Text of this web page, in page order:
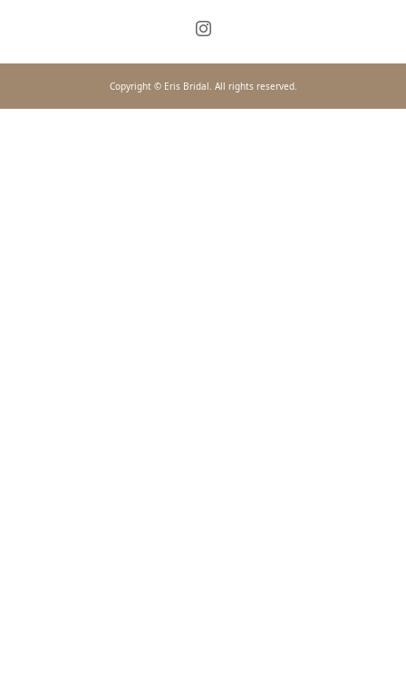
Copyright © Eris Bridal. All rights reserved.